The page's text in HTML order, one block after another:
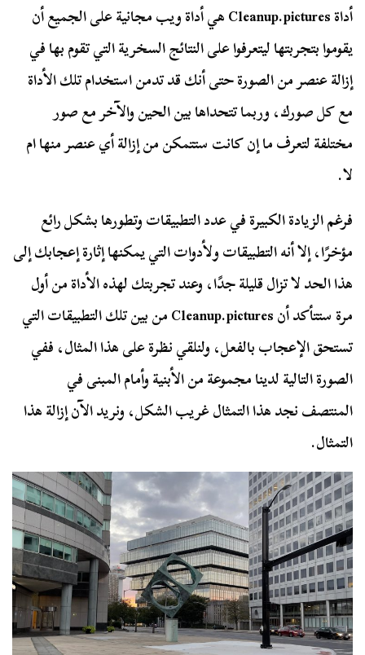
أداة Cleanup.pictures هي أداة ويب مجانية على الجميع أن
يقوموا بتجربتها ليتعرفوا على النتائج السخرية التي تقوم بها في
إزالة عنصر من الصورة حتى أنك قد تدمن استخدام تلك الأداة
مع كل صورك، وربما تتحداها بين الحين والآخر مع صور
مختلفة لتعرف ما إن كانت ستتمكن من إزالة أي عنصر منها ام
لا.
فرغم الزيادة الكبيرة في عدد التطبيقات وتطورها بشكل رائع
مؤخرًا، إلا أنه التطبيقات ولأدوات التي يمكنها إثارة إعجابك إلى
هذا الحد لا تزال قليلة جدًا، وعند تجربتك لهذه الأداة من أول
مرة ستتأكد أن Cleanup.pictures من بين تلك التطبيقات التي
تستحق الإعجاب بالفعل، ولنلقي نظرة على هذا المثال، ففي
الصورة التالية لدينا مجموعة من الأبنية وأمام المبنى في
المنتصف نجد هذا التمثال غريب الشكل، ونريد الآن إزالة هذا
التمثال.